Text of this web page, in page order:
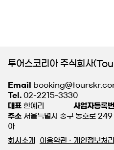
투어스코리아 주식회사
Email
Tel. 02-2215-3330
대표 한예리 사업자등록
주소 서울특별시 중구 동호로 249
아
회사소개
이용약관 · 개인정보처